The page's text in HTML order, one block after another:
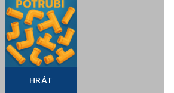
HRÁT